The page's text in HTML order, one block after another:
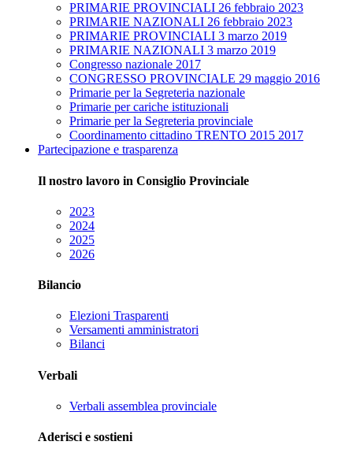
PRIMARIE PROVINCIALI 26 febbraio 2023
PRIMARIE NAZIONALI 26 febbraio 2023
PRIMARIE PROVINCIALI 3 marzo 2019
PRIMARIE NAZIONALI 3 marzo 2019
Congresso nazionale 2017
CONGRESSO PROVINCIALE 29 maggio 2016
Primarie per la Segreteria nazionale
Primarie per cariche istituzionali
Primarie per la Segreteria provinciale
Coordinamento cittadino TRENTO 2015 2017
Partecipazione e trasparenza
Il nostro lavoro in Consiglio Provinciale
2023
2024
2025
2026
Bilancio
Elezioni Trasparenti
Versamenti amministratori
Bilanci
Verbali
Verbali assemblea provinciale
Aderisci e sostieni